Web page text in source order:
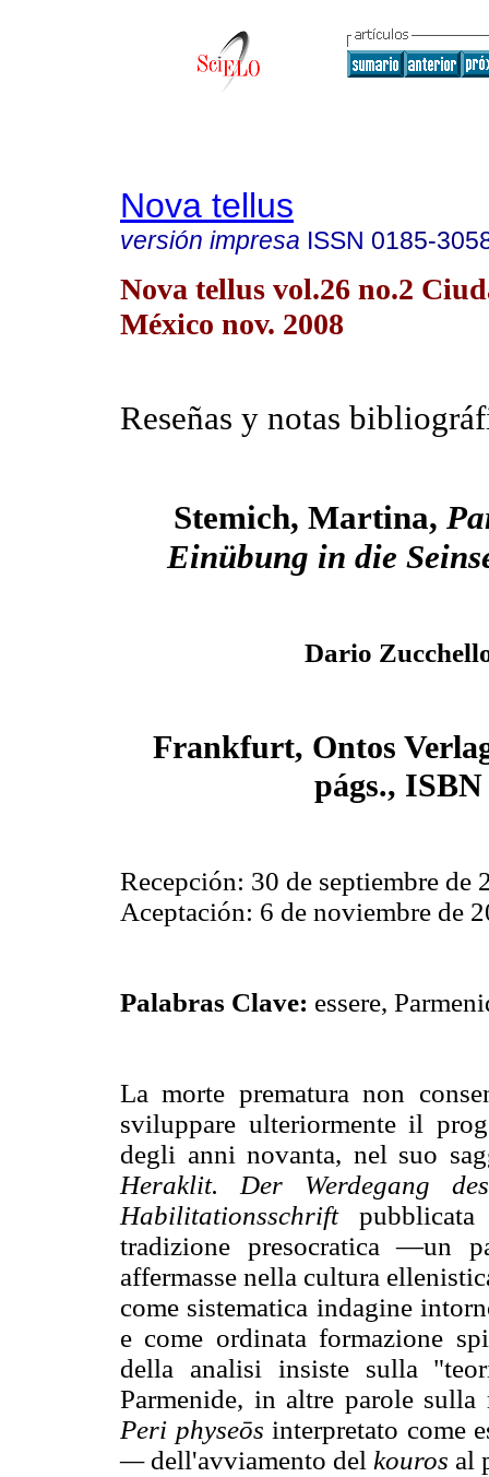
Nova tellus
versión impresa ISSN 0185-
Nova tellus vol.26 no.2
México nov. 2008
Reseñas y notas
Stemich, Martina,
Einübung in die
Dario
Frankfurt, Ontos
págs., ISBN
Recepción: 30 de septiembre de
Aceptación: 6 de noviembre de
Palabras Clave: essere,
La morte prematura non
sviluppare ulteriormente il
degli anni novanta, nel suo
Heraklit. Der Werdegang
Habilitationsschriftpubblicata
tradizione presocratica —un
affermasse nella cultura
come sistematica indagine
e come ordinata formazione
della analisi insiste sulla
Parmenide, in altre parole
Peri physeōs interpretato come
—dell'avviamento del kouros al